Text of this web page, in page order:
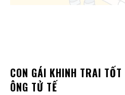
CON GÁI KHINH TRAI
ÔNG TỬ TẾ